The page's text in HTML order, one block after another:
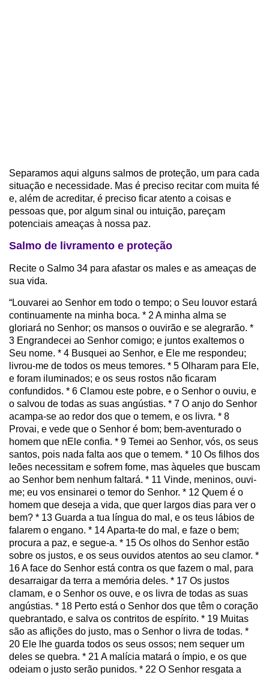
Separamos aqui alguns salmos de proteção, um para cada
situação e necessidade. Mas é preciso recitar com muita fé
e, além de acreditar, é preciso ficar atento a coisas e
pessoas que, por algum sinal ou intuição, pareçam
potenciais ameaças à nossa paz.
Salmo de livramento e proteção
Recite o Salmo 34 para afastar os males e as ameaças de
sua vida.
“Louvarei ao Senhor em todo o tempo; o Seu louvor estará
continuamente na minha boca. * 2 A minha alma se
gloriará no Senhor; os mansos o ouvirão e se alegrarão. *
3 Engrandecei ao Senhor comigo; e juntos exaltemos o
Seu nome. * 4 Busquei ao Senhor, e Ele me respondeu;
livrou-me de todos os meus temores. * 5 Olharam para Ele,
e foram iluminados; e os seus rostos não ficaram
confundidos. * 6 Clamou este pobre, e o Senhor o ouviu, e
o salvou de todas as suas angústias. * 7 O anjo do Senhor
acampa-se ao redor dos que o temem, e os livra. * 8
Provai, e vede que o Senhor é bom; bem-aventurado o
homem que nEle confia. * 9 Temei ao Senhor, vós, os seus
santos, pois nada falta aos que o temem. * 10 Os filhos dos
leões necessitam e sofrem fome, mas àqueles que buscam
ao Senhor bem nenhum faltará. * 11 Vinde, meninos, ouvi-
me; eu vos ensinarei o temor do Senhor. * 12 Quem é o
homem que deseja a vida, que quer largos dias para ver o
bem? * 13 Guarda a tua língua do mal, e os teus lábios de
falarem o engano. * 14 Aparta-te do mal, e faze o bem;
procura a paz, e segue-a. * 15 Os olhos do Senhor estão
sobre os justos, e os seus ouvidos atentos ao seu clamor. *
16 A face do Senhor está contra os que fazem o mal, para
desarraigar da terra a memória deles. * 17 Os justos
clamam, e o Senhor os ouve, e os livra de todas as suas
angústias. * 18 Perto está o Senhor dos que têm o coração
quebrantado, e salva os contritos de espírito. * 19 Muitas
são as aflições do justo, mas o Senhor o livra de todas. *
20 Ele lhe guarda todos os seus ossos; nem sequer um
deles se quebra. * 21 A malícia matará o ímpio, e os que
odeiam o justo serão punidos. * 22 O Senhor resgata a